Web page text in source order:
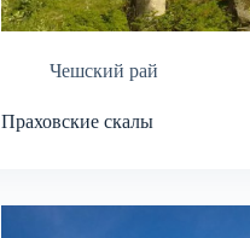
Чешский рай
Праховские скалы